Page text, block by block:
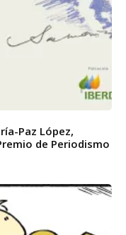
Paz López,
de Periodismo